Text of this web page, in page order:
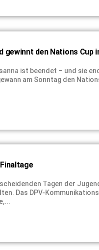
gewinnt den Nations Cup
ist beendet – und sie
am Sonntag den
Tagen der
Das DPV-